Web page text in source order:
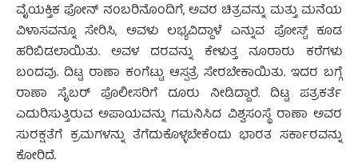
ವೈಯಕ್ತಿಕ ಫೋನ್ ನಂಬರಿನೊಂದಿಗೆ, ಅವರ ಚಿತ್ರವನ್ನು ಮತ್ತು ಮನೆಯ
ವಿಳಾಸವನ್ನೂ ಸೇರಿಸಿ, ಅವಳು ಲಭ್ಯವಿದ್ದಾಳೆ ಎನ್ನುವ ಪೋಸ್ಟ್ ಕೂಡ
ಹರಿಬಿಡಲಾಯಿತು. ಅವಳ ದರವನ್ನು ಕೇಳುತ್ತ ನೂರಾರು ಕರೆಗಳು
ಬಂದವು. ದಿಟ್ಟ ರಾಣಾ ಕಂಗೆಟ್ಟು ಆಸ್ಪತ್ರೆ ಸೇರಬೇಕಾಯಿತು. ಇದರ ಬಗ್ಗೆ
ರಾಣಾ ಸೈಬರ್ ಪೊಲೀಸರಿಗೆ ದೂರು ನೀಡಿದ್ದಾರೆ. ದಿಟ್ಟ ಪತ್ರಕರ್ತೆ
ಎದುರಿಸುತ್ತಿರುವ ಅಪಾಯವನ್ನು ಗಮನಿಸಿದ ವಿಶ್ವಸಂಸ್ಥೆ ರಾಣಾ ಅವರ
ಸುರಕ್ಷತೆಗೆ ಕ್ರಮಗಳನ್ನು ತೆಗೆದುಕೊಳ್ಳಬೇಕೆಂದು ಭಾರತ ಸರ್ಕಾರವನ್ನು
ಕೋರಿದೆ.